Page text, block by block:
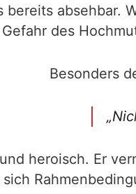
bereits absehbar.
des
Besonders
heroisch. Er